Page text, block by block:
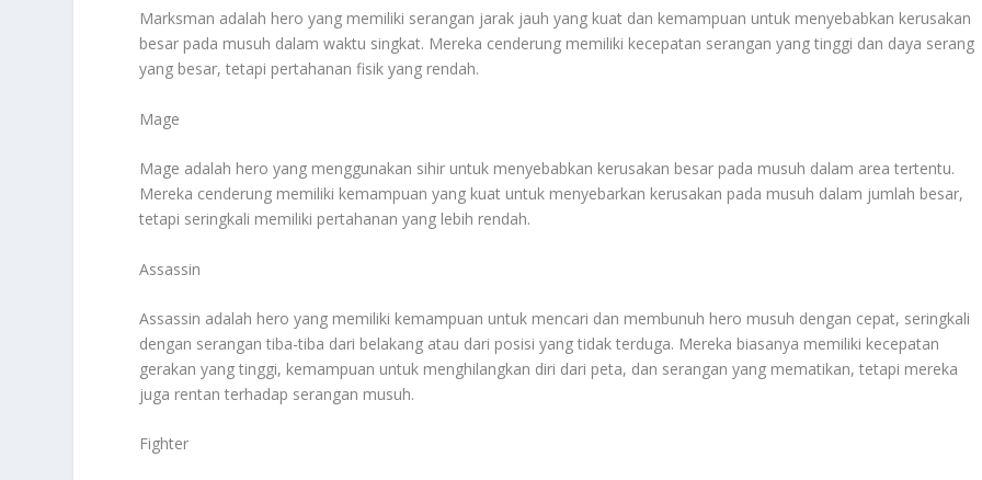
Marksman adalah hero yang memiliki serangan jarak jauh yang kuat dan kemampuan untuk menyebabkan kerusakan
besar pada musuh dalam waktu singkat. Mereka cenderung memiliki kecepatan serangan yang tinggi dan daya serang
yang besar, tetapi pertahanan fisik yang rendah.
Mage
Mage adalah hero yang menggunakan sihir untuk menyebabkan kerusakan besar pada musuh dalam area tertentu.
Mereka cenderung memiliki kemampuan yang kuat untuk menyebarkan kerusakan pada musuh dalam jumlah besar,
tetapi seringkali memiliki pertahanan yang lebih rendah.
Assassin
Assassin adalah hero yang memiliki kemampuan untuk mencari dan membunuh hero musuh dengan cepat, seringkali
dengan serangan tiba-tiba dari belakang atau dari posisi yang tidak terduga. Mereka biasanya memiliki kecepatan
gerakan yang tinggi, kemampuan untuk menghilangkan diri dari peta, dan serangan yang mematikan, tetapi mereka
juga rentan terhadap serangan musuh.
Fighter